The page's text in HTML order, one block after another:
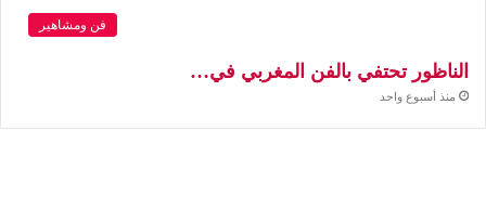
فن ومشاهير
الناظور تحتفي بالفن المغربي في…
منذ أسبوع واحد